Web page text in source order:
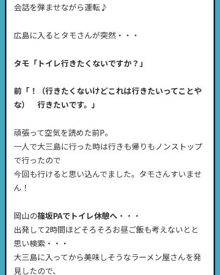
会話を弾ませながら運転♪
広島に入るとタモさんが突然・・・
タモ「トイレ行きたくないですか？」
前「！（行きたくないけどこれは行きたいってことや
な） 行きたいです。」
頑張って空気を読めた前P。
一人で大三島に行った時は行きも帰りもノンストップ
で行ったので
今回も行けると思い込んでました。タモさんすいませ
ん！
岡山の篠坂PAでトイレ休憩へ ・・・
出発して2時間ほどそろそろお昼ご飯も考えないとと
思い検索・・・
大三島に入ってから美味しそうなラーメン屋さんを発
見したので、